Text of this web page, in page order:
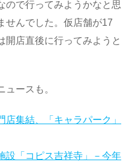
ので行ってみようかなと思
せんでした。仮店舗が17
開店直後に行ってみようと
ースも。
集結、「キャラパーク」
設「コピス吉祥寺」－今年